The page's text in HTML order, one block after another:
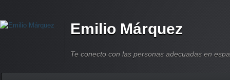
Emilio Márquez
Te conecto con las personas adecuadas en